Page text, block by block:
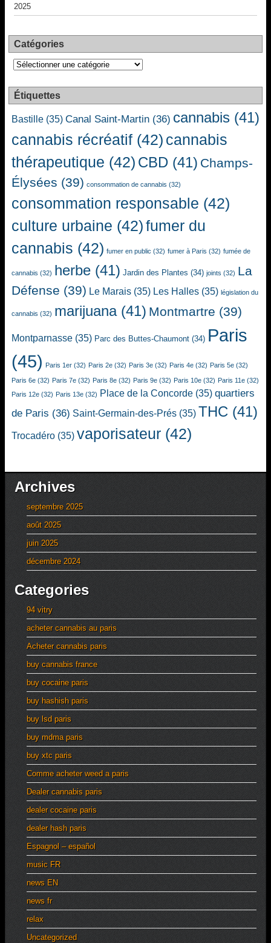
2025
Catégories
Catégories
Étiquettes
Bastille (35) Canal Saint-Martin (36) cannabis (41)
cannabis récréatif (42) cannabis
thérapeutique (42) CBD (41) Champs-
Élysées (39) consommation de cannabis (32)
consommation responsable (42)
culture urbaine (42)fumer du
cannabis (42) fumer en public (32) fumer à Paris (32) fumée de
cannabis (32) herbe (41) Jardin des Plantes (34) joints (32) La
Défense (39) Le Marais (35) Les Halles (35) législation du
cannabis (32) marijuana(41) Montmartre (39)
Montparnasse (35) Parc des Buttes-Chaumont (34) Paris
(45) Paris 1er (32) Paris 2e (32) Paris 3e (32) Paris 4e (32) Paris 5e (32)
Paris 6e (32) Paris 7e (32) Paris 8e (32) Paris 9e (32) Paris 10e (32) Paris 11e (32)
Paris 12e (32) Paris 13e (32) Place de la Concorde (35) quartiers
de Paris (36) Saint-Germain-des-Prés (35) THC (41)
Trocadéro (35) vaporisateur (42)
Archives
septembre 2025
août 2025
juin 2025
décembre 2024
Categories
94 vitry
acheter cannabis au paris
Acheter cannabis paris
buy cannabis france
buy cocaine paris
buy hashish paris
buy lsd paris
buy mdma paris
buy xtc paris
Comme acheter weed a paris
Dealer cannabis paris
dealer cocaine paris
dealer hash paris
Espagnol – español
music FR
news EN
news fr
relax
Uncategorized